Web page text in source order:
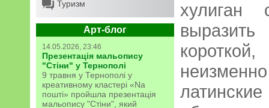
Туризм
Арт-блог
14.05.2026, 23:46
Презентація мальопису
"Стіни" у Тернополі
9 травня у Тернополі у
креативному кластері «Na
пошті» пройшла презентація
мальопису "Стіни", який
хулиган